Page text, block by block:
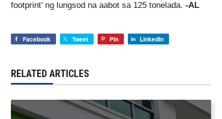
footprint’ ng lungsod na aabot sa 125 tonelada. -AL
Facebook Tweet Pin LinkedIn
RELATED ARTICLES